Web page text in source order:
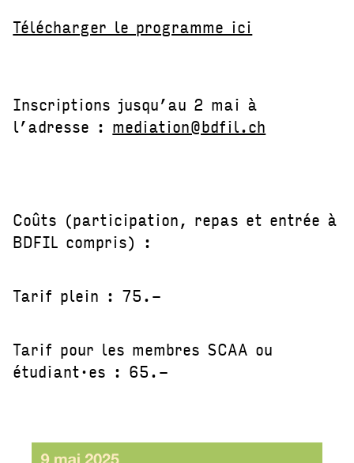
Télécharger le programme ici
Inscriptions jusqu’au 2 mai à
l’adresse : mediation@bdfil.ch
Coûts (participation, repas et entrée à
BDFIL compris) :
Tarif plein : 75.-
Tarif pour les membres SCAA ou
étudiant·es : 65.-